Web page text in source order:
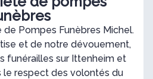
de Pompes Funèbres Michel.
et de notre dévouement,
funérailles sur Ittenheim et
le respect des volontés du